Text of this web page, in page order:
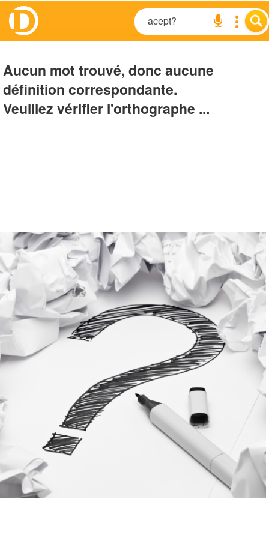
Aucun mot trouvé, donc aucune
définition correspondante.
Veuillez vérifier l'orthographe ...